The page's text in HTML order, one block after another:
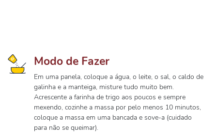
Modo de Fazer
Em uma panela, coloque a água, o leite, o sal, o caldo de
galinha e a manteiga, misture tudo muito bem.
Acrescente a farinha de trigo aos poucos e sempre
mexendo, cozinhe a massa por pelo menos 10 minutos,
coloque a massa em uma bancada e sove-a (cuidado
para não se queimar).